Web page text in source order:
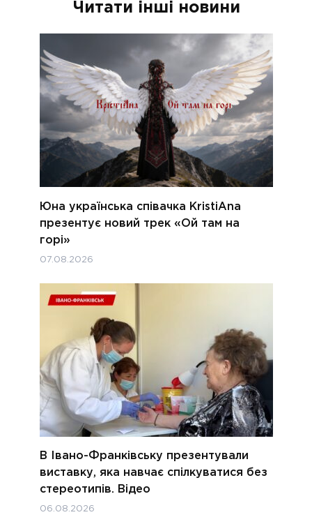
Читати інші новини
Юна українська співачка KristiAna
презентує новий трек «Ой там на
горі»
07.08.2026
В Івано-Франківську презентували
виставку, яка навчає спілкуватися без
стереотипів. Відео
06.08.2026